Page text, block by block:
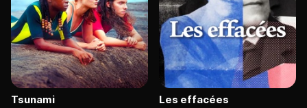
Tsunami Les effacées